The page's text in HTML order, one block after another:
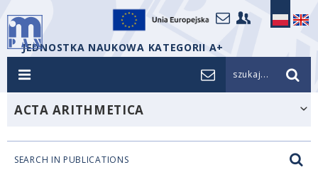
JEDNOSTKA NAUKOWA KATEGORII A+
szukaj...
ACTA ARITHMETICA
SEARCH IN PUBLICATIONS